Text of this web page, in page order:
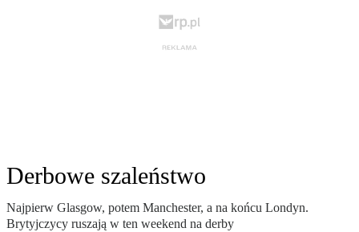
Derbowe szaleństwo
Najpierw Glasgow, potem Manchester, a na końcu Londyn.
Brytyjczycy ruszają w ten weekend na derby